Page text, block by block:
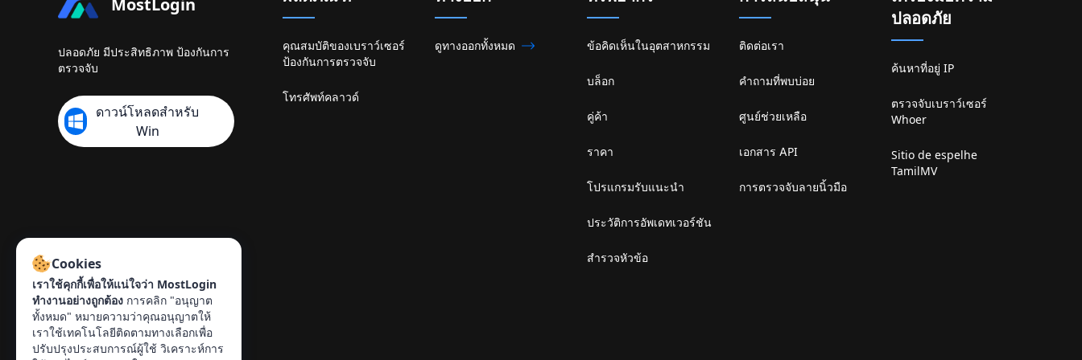
MostLogin
ปลอดภัย มีประสิทธิภาพ ป้องกันการ
ตรวจจับ
ดาวน์โหลดสำหรับ
Win
คุณสมบัติของเบราว์เซอร์
ป้องกันการตรวจจับ
โทรศัพท์คลาวด์
ดูทางออกทั้งหมด ข้อคิดเห็นในอุตสาหกรรม
บล็อก
คู่ค้า
ราคา
โปรแกรมรับแนะนำ
ประวัติการอัพเดทเวอร์ชัน
สำรวจหัวข้อ
ติดต่อเรา
คำถามที่พบบ่อย
ศูนย์ช่วยเหลือ
เอกสาร API
การตรวจจับลายนิ้วมือ
ปลอดภัย
ค้นหาที่อยู่ IP
ตรวจจับเบราว์เซอร์
Whoer
Sitio de espelhe
TamilMV
ติดต่อ:
info@mostlogin.com
Cookies
เราใช้คุกกี้เพื่อให้แน่ใจว่า MostLogin
ทำงานอย่างถูกต้อง การคลิก "อนุญาต
ทั้งหมด" หมายความว่าคุณอนุญาตให้
เราใช้เทคโนโลยีติดตามทางเลือกเพื่อ
ปรับปรุงประสบการณ์ผู้ใช้ วิเคราะห์การ